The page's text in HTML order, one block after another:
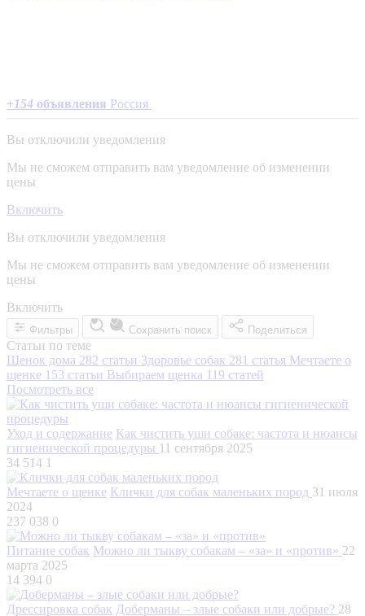
+154 объявления Россия
Вы отключили уведомления
Мы не сможем отправить вам уведомление об изменении
цены
Включить
Вы отключили уведомления
Мы не сможем отправить вам уведомление об изменении
цены
Включить
Фильтры Сохранить поиск Поделиться
Статьи по теме
Щенок дома 282 статьи Здоровье собак 281 статья Мечтаете о
щенке 153 статьи Выбираем щенка 119 статей
Посмотреть все
Уход и содержание Как чистить уши собаке: частота и нюансы
гигиенической процедуры 11 сентября 2025
34 514 1
Мечтаете о щенке Клички для собак маленьких пород 31 июля
2024
237 038 0
Питание собак Можно ли тыкву собакам – «за» и «против» 22
марта 2025
14 394 0
Дрессировка собак Доберманы – злые собаки или добрые? 28